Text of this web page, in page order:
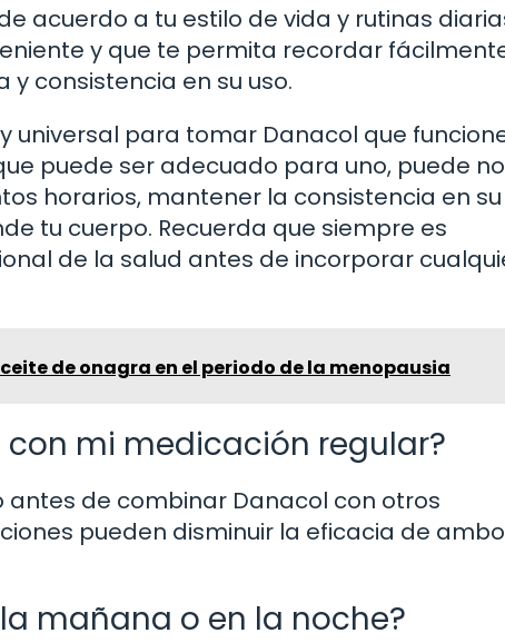
acuerdo a tu estilo de vida y rutinas
y que te permita recordar
consistencia en su uso.
universal para tomar Danacol que
puede ser adecuado para uno, puede
horarios, mantener la consistencia en su
tu cuerpo. Recuerda que siempre es
de la salud antes de incorporar
de onagra en el periodo de la menopausia
mi medicación regular?
de combinar Danacol con otros
pueden disminuir la eficacia de
mañana o en la noche?